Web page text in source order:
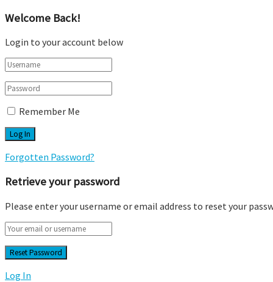
Welcome Back!
Login to your account below
Remember Me
Forgotten Password?
Retrieve your password
Please enter your username or email address to reset your
Log In